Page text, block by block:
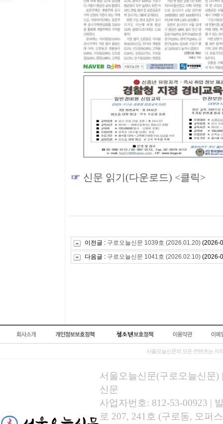
☞ 신문 읽기(다운로드) <클릭>
이전글 : 구로오늘신문 1039호 (2026.01.20) (2026-
다음글 : 구로오늘신문 1041호 (2026.02.10) (2026-
서울오늘신문의 모든 컨텐츠는 저
서울오늘신문(구로오늘신문)
신문
사업자번호: 812-53-00923 |
로 207, 241호 (구로동, 오퍼